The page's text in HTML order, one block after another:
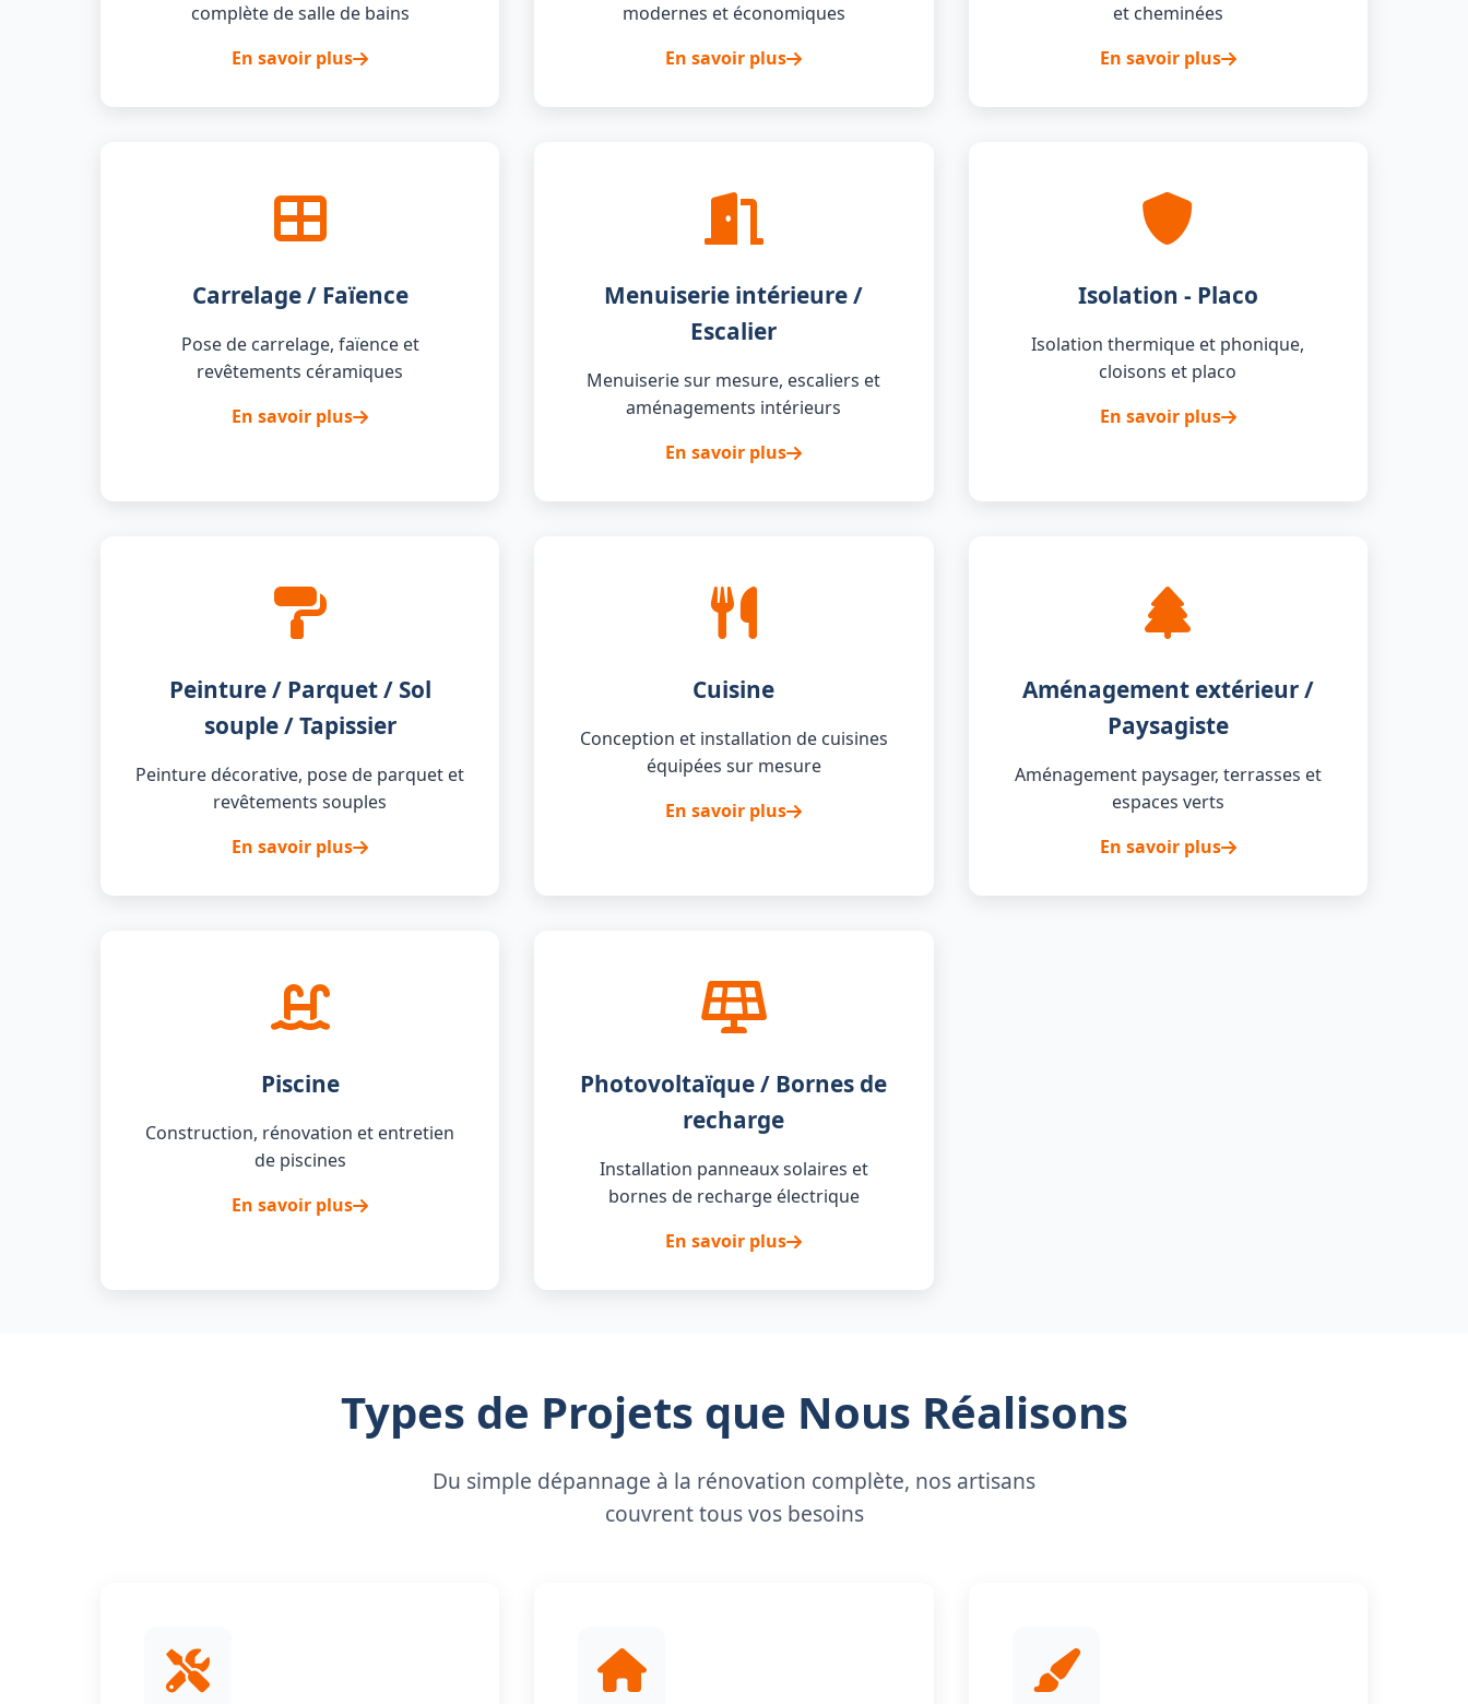
complète de salle de bains
En savoir plus
modernes et économiques
En savoir plus
et cheminées
En savoir plus
Carrelage / Faïence
Pose de carrelage, faïence et
revêtements céramiques
En savoir plus
Menuiserie intérieure /
Escalier
Menuiserie sur mesure, escaliers et
aménagements intérieurs
En savoir plus
Isolation - Placo
Isolation thermique et phonique,
cloisons et placo
En savoir plus
Peinture / Parquet / Sol
souple / Tapissier
Peinture décorative, pose de parquet et
revêtements souples
En savoir plus
Cuisine
Conception et installation de cuisines
équipées sur mesure
En savoir plus
Aménagement extérieur /
Paysagiste
Aménagement paysager, terrasses et
espaces verts
En savoir plus
Piscine
Construction, rénovation et entretien
de piscines
En savoir plus
Photovoltaïque / Bornes de
recharge
Installation panneaux solaires et
bornes de recharge électrique
En savoir plus
Types de Projets que Nous Réalisons
Du simple dépannage à la rénovation complète, nos artisans
couvrent tous vos besoins